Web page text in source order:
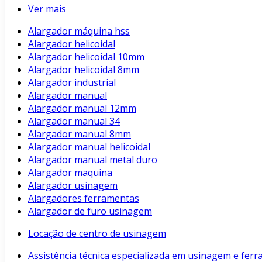
Ver mais
Alargador máquina hss
Alargador helicoidal
Alargador helicoidal 10mm
Alargador helicoidal 8mm
Alargador industrial
Alargador manual
Alargador manual 12mm
Alargador manual 34
Alargador manual 8mm
Alargador manual helicoidal
Alargador manual metal duro
Alargador maquina
Alargador usinagem
Alargadores ferramentas
Alargador de furo usinagem
Locação de centro de usinagem
Assistência técnica especializada em usinagem e